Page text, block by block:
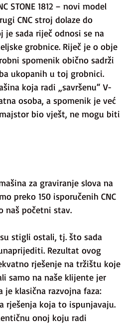
STONE 1812 – novi model
CNC stroj dolaze do
je sada riječ odnosi se na
grobnice. Riječ je o obje
spomenik obično sadrži
ukopanih u toj grobnici.
koja radi „savršenu“ V-
osoba, a spomenik je već
bio vješt, ne mogu biti
za graviranje slova na
preko 150 isporučenih CNC
naš početni stav.
stigli ostali, tj. što sada
Rezultat ovog
rješenje na tržištu koje
samo na naše klijente jer
klasična razvojna faza:
rješenja koja to ispunjavaju.
onoj koju radi